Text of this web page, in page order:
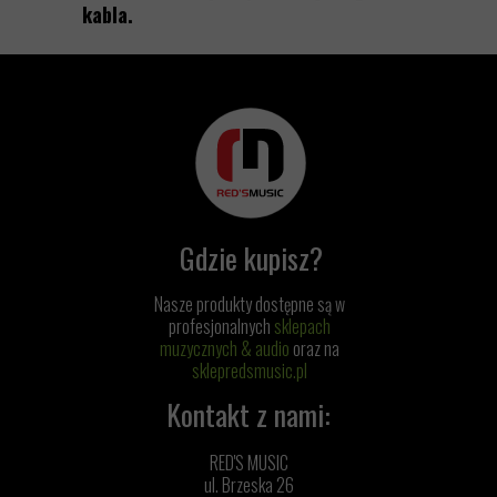
kabla.
Nasze produkty dostępne są w
profesjonalnych sklepach
muzycznych & audio oraz na
sklepredsmusic.pl
Gdzie kupisz?
Kontakt z nami:
RED'S MUSIC
ul. Brzeska 26